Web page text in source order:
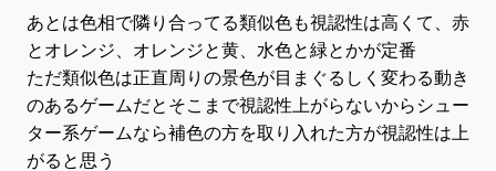
あとは色相で隣り合ってる類似色も視認性は高くて、赤
とオレンジ、オレンジと黄、水色と緑とかが定番
ただ類似色は正直周りの景色が目まぐるしく変わる動き
のあるゲームだとそこまで視認性上がらないからシュー
ター系ゲームなら補色の方を取り入れた方が視認性は上
がると思う